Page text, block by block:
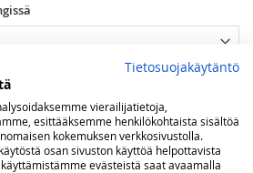
Tietosuojakäytäntö
vierailijatietoja,
esittääksemme henkilökohtaista sisältöä
kokemuksen verkkosivustolla.
osan sivuston käyttöä helpottavista
evästeistä saat avaamalla